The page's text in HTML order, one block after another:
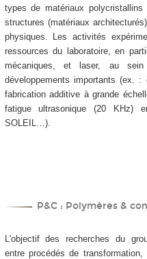
types de matériaux
structures (matériaux
physiques. Les activités
ressources du laboratoire, en
mécaniques, et laser, au
développements importants (ex. :
fabrication additive à grande
fatigue ultrasonique (20 KHz)
SOLEIL…).
P&C : Polymères &
L'objectif des recherches du
entre procédés de